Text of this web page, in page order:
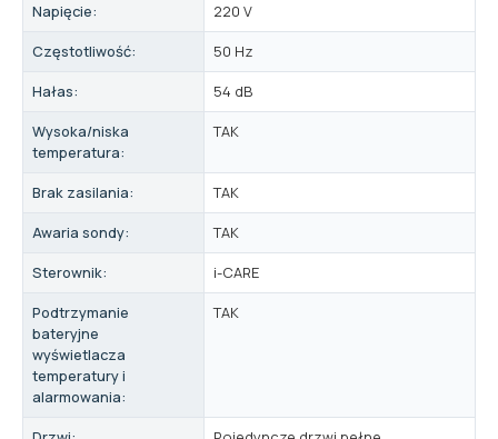
Napięcie:
220 V
Częstotliwość:
50 Hz
Hałas:
54 dB
Wysoka/niska
temperatura:
TAK
Brak zasilania:
TAK
Awaria sondy:
TAK
Sterownik:
i-CARE
Podtrzymanie
bateryjne
wyświetlacza
temperatury i
alarmowania:
TAK